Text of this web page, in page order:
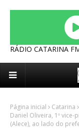
RÁDIO CATARINA
Página inicial Catarina
Daniel Oliveira, 1º
(Alece), ao lado do